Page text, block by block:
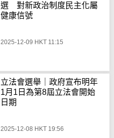
選 對新政治制度民主化屬
健康信號
2025-12-09 HKT 11:15
立法會選舉｜政府宣布明年
1月1日為第8屆立法會開始
日期
2025-12-08 HKT 19:56